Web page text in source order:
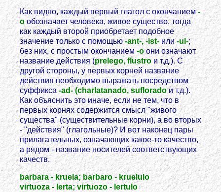
Как видно, каждый первый глагол с окончанием-
oобозначает человека, живое существо, тогда
как каждый второй приобретает подобное
значение только с помощью-ant-, -ist-или-ul-;
без них, с простым окончанием -oони означают
название действия (prelego, flustro и т.д.). С
другой стороны, у первых корней название
действия необходимо выражать посредством
суффикса-ad- (charlatanado, sufloradoи т.д.).
Как объяснить это иначе, если не тем, что в
первых корнях содержится смысл "живого
существа" (существительные корни), а во вторых
- "действия" (глагольные)? И вот наконец пары
прилагательных, означающих какое-то качество,
а рядом - название носителей соответствующих
качеств.
barbara - kruela; barbaro - kruelulo
virtuoza - lerta; virtuozo - lertulo